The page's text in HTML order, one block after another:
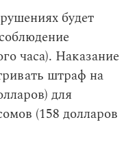
будет
часа). Наказание
штраф на
для
(158 долларов